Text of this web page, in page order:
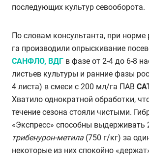
последующих культур севооборота.
По словам консультанта, при норме
га производили опрыскивание
САНФЛО, ВДГ в фазе от 2-4 до 6-8
листьев культуры и ранние фазы
4 листа) в смеси с 200 мл/га ПАВ
Хватило однократной обработки,
течение сезона стояли чистыми.
«Экспресс» способны выдерживать
трибенурон-метила (750 г/кг) за
некоторые из них спокойно